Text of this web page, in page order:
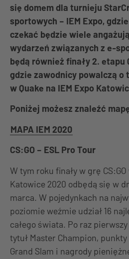
się domem dla turnieju
sportowych – IEM Expo,
czekać będzie wiele
wydarzeń związanych z e-
będą również finały 2. etapu
gdzie zawodnicy powalczą o
w Quake na IEM Expo
Poniżej możesz znaleźć
MAPA IEM 2020
CS:GO – ESL Pro Tour
W tym roku finały w grę
Katowice 2020 odbędą się w
marca. W pojedynkach na
poziomie weźmie udział 16
całego świata. Po raz
tytuł Master Champion,
Grand Slam i nagrody